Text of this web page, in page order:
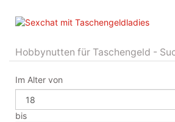
Hobbynutten für Taschengeld -
Im Alter von
bis